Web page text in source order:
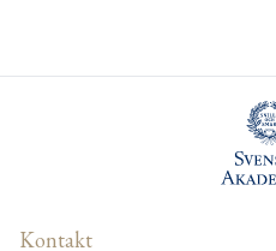
Kontakt